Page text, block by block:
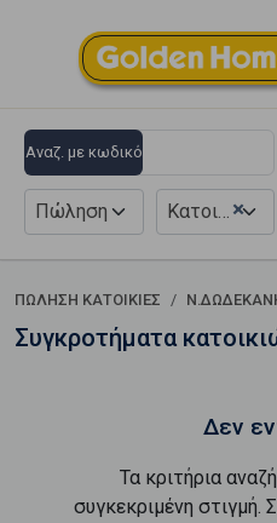
Αναζ. με κωδικό
Πώληση ×
Κατοικία
ΠΏΛΗΣΗ ΚΑΤΟΙΚΊΕΣ
Συγκροτήματα
Δεν
Τα κριτήρια
συγκεκριμένη στιγμή.